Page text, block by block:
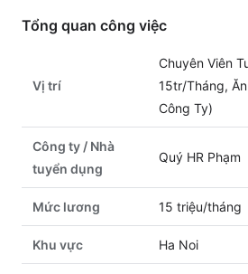
Tổng quan công việc
Vị trí
Chuyên Viên
15tr/Tháng,
Công Ty)
Công ty / Nhà
tuyển dụng
Quý HR Phạm
Mức lương 15 triệu/tháng
Khu vực Ha Noi